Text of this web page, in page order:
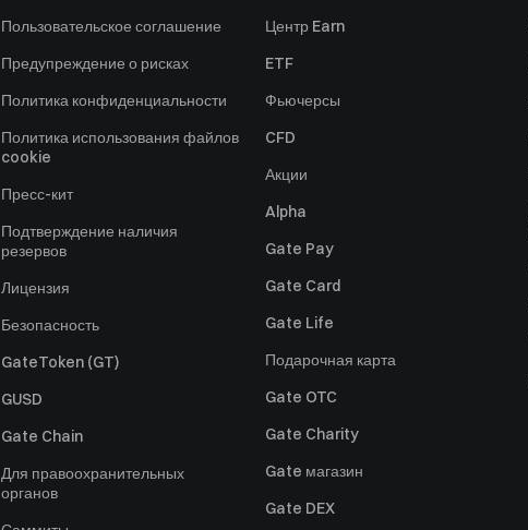
Пользовательское соглашение
Предупреждение о рисках
Политика конфиденциальности
Политика использования файлов
cookie
Пресс-кит
Подтверждение наличия
резервов
Лицензия
Безопасность
GateToken (GT)
GUSD
Gate Chain
Для правоохранительных
органов
Центр Earn
ETF
Фьючерсы
CFD
Акции
Alpha
Gate Pay
Gate Card
Gate Life
Подарочная карта
Gate OTC
Gate Charity
Gate магазин
Gate DEX